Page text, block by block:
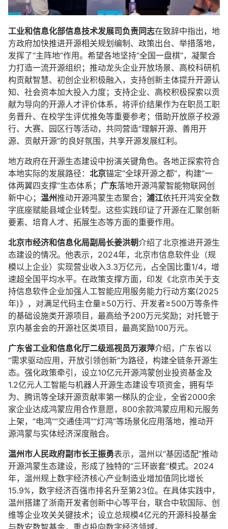
工业和信息化部信息技术发展司负责同志在致辞中指出，地
方政府加快推进开源相关规划编制、政策出台、举措落地，
发挥了“主阵地”作用。希望各地坚持“全国一盘棋”，凝聚合
力打造一流开源组织；推动龙头企业开放场景、高校科研机
构贡献智慧、初创企业积极融入，支持创新主体提升开源认
知、社会资本加大投入力度；支持企业、高校积极探索以贡
献为导向的开源人才评价体系，将评价结果作为在职员工职
务晋升、在校学生评优推免等重要参考；借助开放原子校源
行、大赛、园区行等活动，共同营造“理解开源、善用开
源、贡献开源”的良好氛围，共享开源发展红利。
地方政府在开源生态建设中扮演关键角色。各地正探索符合
本地实际的发展路径： 北京锚定“全球开源之都”，构建“一
体两翼四支撑”生态体系； 广东落地开源鸿蒙智能物联网创
新中心； 温州推动开源鸿蒙生态聚合； 浦江依托开鸿安全数
字底座赋能县域企业转型。这些实践印证了开源在汇聚创新
要素、培育人才、拓展生态等方面的重要作用。
北京市经济和信息化局副局长姜洪朝介绍了北京推进开源生
态建设的情况。他表示，2024年，北京市信息软件业（规
模以上企业）实现营业收入3.3万亿元，占全国比重1/4，增
速超全国平均水平。在政策支撑方面，印发《北京市关于支
持信息软件企业加强人工智能应用服务能力行动方案(2025
年)》，对满足代码主仓量≥50万行、开发者≥500万等条件
的基础设施类开源项目，最高给予200万元奖励；对托管于
京内基金会的开源社区类项目，最高奖励100万元。
广东省工业和信息化厅二级巡视员万淑萍介绍，广东省以
“需求驱动应用，开放引领创新”为路径，构建全链条开源生
态。强化政策牵引，设立10亿元开源鸿蒙创业投资基金及
1.2亿元人工智能与机器人开源生态建设专项资金，拥有华
为、腾讯等全球开源贡献率第一梯队的企业，全省2000余
家企业达成鸿蒙应用合作意愿，800余款鸿蒙应用和元服务
上架，“电鸿”“交通佳鸿”“灯鸿”等场景化应用落地，推动开
源鸿蒙与实体经济深度融合。
温州市人民政府副市长王振勇表示，温州以“基因适配”推动
开源鸿蒙生态建设，形成了独特的“三环嵌套”模式。2024
年，温州规上数字经济核心产业制造业增加值同比增长
15.9%，数字经济百强市排名升至第23位。在具体实践中，
温州搭建了浙南开发者创新中心等平台，联合中软国际、创
维等企业攻关关键技术；设立总规模4亿元的开源科投基金